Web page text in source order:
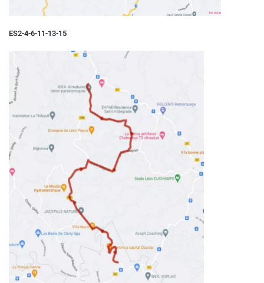
ES2-4-6-11-13-15